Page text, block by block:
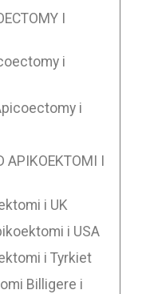
I
i
i
I
i UK
i USA
i Tyrkiet
Billigere i